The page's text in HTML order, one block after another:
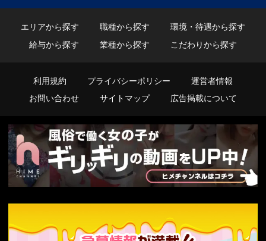
エリアから探す 職種から探す
環境・待遇から探す
給与から探す
業種から探す こだわりから探す
利用規約 プライバシーポリシー
運営者情報
お問い合わせ
サイトマップ 広告掲載について